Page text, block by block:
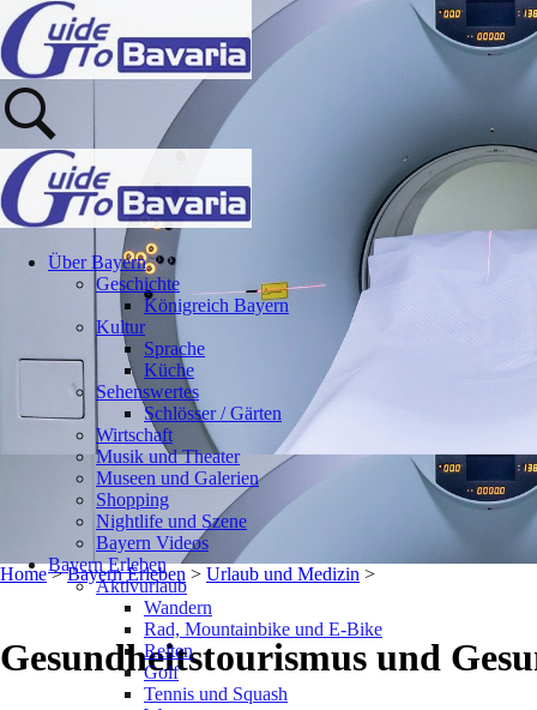
Home>Bayern Erleben > Urlaub und Medizin >
Gesundheitstourismus und
Über Bayern
Geschichte
Königreich Bayern
Kultur
Sprache
Küche
Sehenswertes
Schlösser / Gärten
Wirtschaft
Musik und Theater
Museen und Galerien
Shopping
Nightlife und Szene
Bayern Videos
Bayern Erleben
Aktivurlaub
Wandern
Rad, Mountainbike und E-Bike
Reiten
Golf
Tennis und Squash